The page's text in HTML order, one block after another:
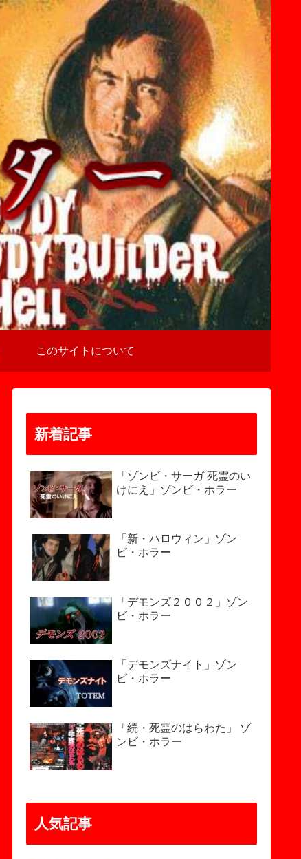
このサイトについて
新着記事
「ゾンビ・サーガ 死霊のい
けにえ」ゾンビ・ホラー
「新・ハロウィン」ゾン
ビ・ホラー
「デモンズ２００２」ゾン
ビ・ホラー
「デモンズナイト」ゾン
ビ・ホラー
「続・死霊のはらわた」 ゾ
ンビ・ホラー
人気記事